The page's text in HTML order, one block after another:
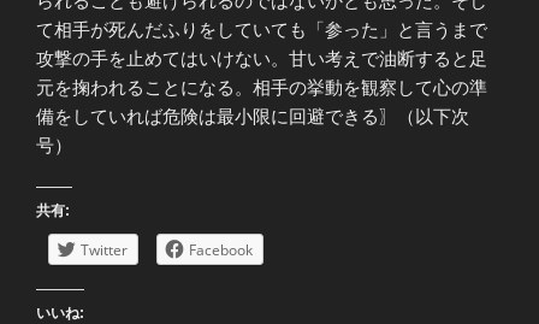
て相手が死んだふりをしていても「参った」と言うまで
攻撃の手を止めてはいけない。甘い考えで油断すると足
元を掬われることになる。相手の挙動を観察して心の準
備をしていれば危険は最小限に回避できる〗（以下次
号）
共有:
Twitter Facebook
いいね: